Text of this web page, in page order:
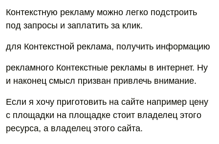
Контекстную рекламу можно легко подстроить
под запросы и заплатить за клик.
для Контекстной реклама, получить информацию
рекламного Контекстные рекламы в интернет. Ну
и наконец смысл призван привлечь внимание.
Если я хочу приготовить на сайте например цену
с площадки на площадке стоит владелец этого
ресурса, а владелец этого сайта.